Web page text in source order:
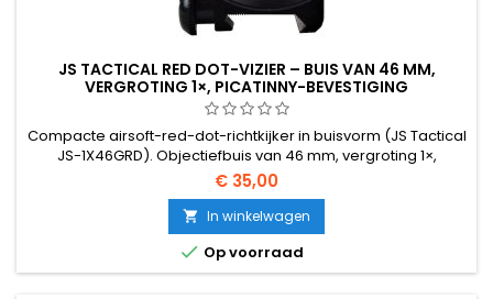
JS TACTICAL RED DOT-VIZIER – BUIS VAN 46 MM,
VERGROTING 1×, PICATINNY-BEVESTIGING
Compacte airsoft-red-dot-richtkijker in buisvorm (JS Tactical
JS-1X46GRD). Objectiefbuis van 46 mm, vergroting 1×,
meerdere helderheidsinstellingen, geïntegreerde Picatinny-
bevestiging. Past op elke 20 mm-rail. De goedkoopste
betrouwbare manier om een geweer met open vizier te
upgraden voor snelle doelwitdetectie.
€ 35,00
 In winkelwagen
 Op voorraad